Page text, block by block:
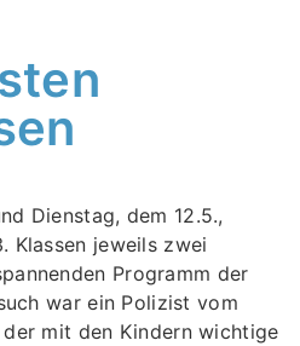
Dienstag, dem 12.5.,
Klassen jeweils zwei
Programm der
war ein Polizist vom
mit den Kindern wichtige